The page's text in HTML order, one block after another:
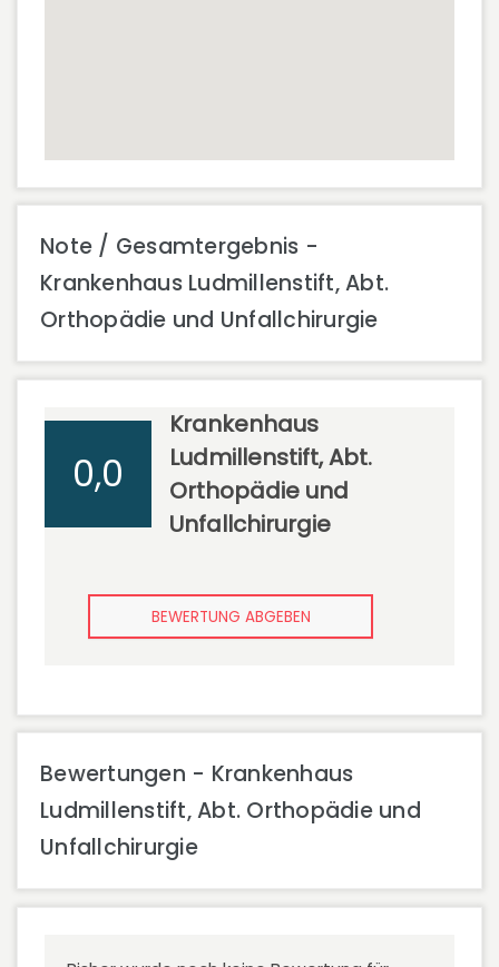
Note / Gesamtergebnis -
Krankenhaus Ludmillenstift, Abt.
Orthopädie und Unfallchirurgie
0,0
Krankenhaus
Ludmillenstift, Abt.
Orthopädie und
Unfallchirurgie
BEWERTUNG ABGEBEN
Bewertungen - Krankenhaus
Ludmillenstift, Abt. Orthopädie und
Unfallchirurgie